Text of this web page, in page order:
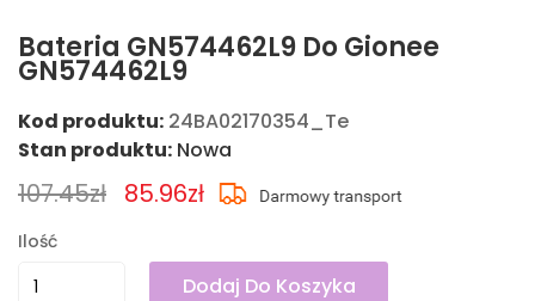
Bateria GN574462L9 Do Gionee
GN574462L9
Kod produktu: 24BA02170354_Te
Stan produktu: Nowa
107.45zł 85.96zł
Ilość
Dodaj Do Koszyka